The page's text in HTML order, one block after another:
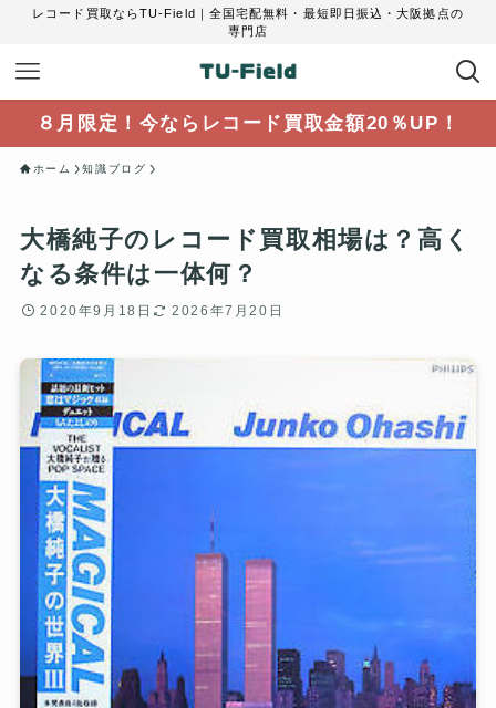
レコード買取ならTU-Field｜全国宅配無料・最短即日振込・大阪拠点の
専門店
８月限定！今ならレコード買取金額20％UP！
ホーム 知識ブログ
大橋純子のレコード買取相場は？高く
なる条件は一体何？
2020年9月18日 2026年7月20日